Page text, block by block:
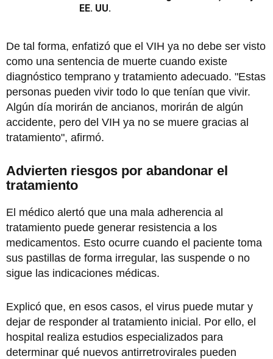
EE. UU.
De tal forma, enfatizó que el VIH ya no debe ser visto
como una sentencia de muerte cuando existe
diagnóstico temprano y tratamiento adecuado. "Estas
personas pueden vivir todo lo que tenían que vivir.
Algún día morirán de ancianos, morirán de algún
accidente, pero del VIH ya no se muere gracias al
tratamiento", afirmó.
Advierten riesgos por abandonar el
tratamiento
El médico alertó que una mala adherencia al
tratamiento puede generar resistencia a los
medicamentos. Esto ocurre cuando el paciente toma
sus pastillas de forma irregular, las suspende o no
sigue las indicaciones médicas.
Explicó que, en esos casos, el virus puede mutar y
dejar de responder al tratamiento inicial. Por ello, el
hospital realiza estudios especializados para
determinar qué nuevos antirretrovirales pueden